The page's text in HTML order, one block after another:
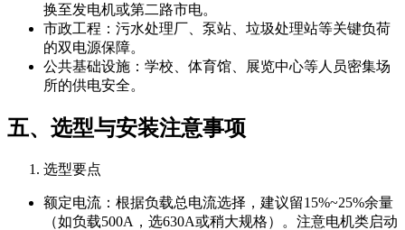
换至发电机或第二路市电。
市政工程：污水处理厂、泵站、垃圾处理站等关键负荷
的双电源保障。
公共基础设施：学校、体育馆、展览中心等人员密集场
所的供电安全。
五、选型与安装注意事项
选型要点
额定电流：根据负载总电流选择，建议留15%~25%余量
（如负载500A，选630A或稍大规格）。注意电机类启动